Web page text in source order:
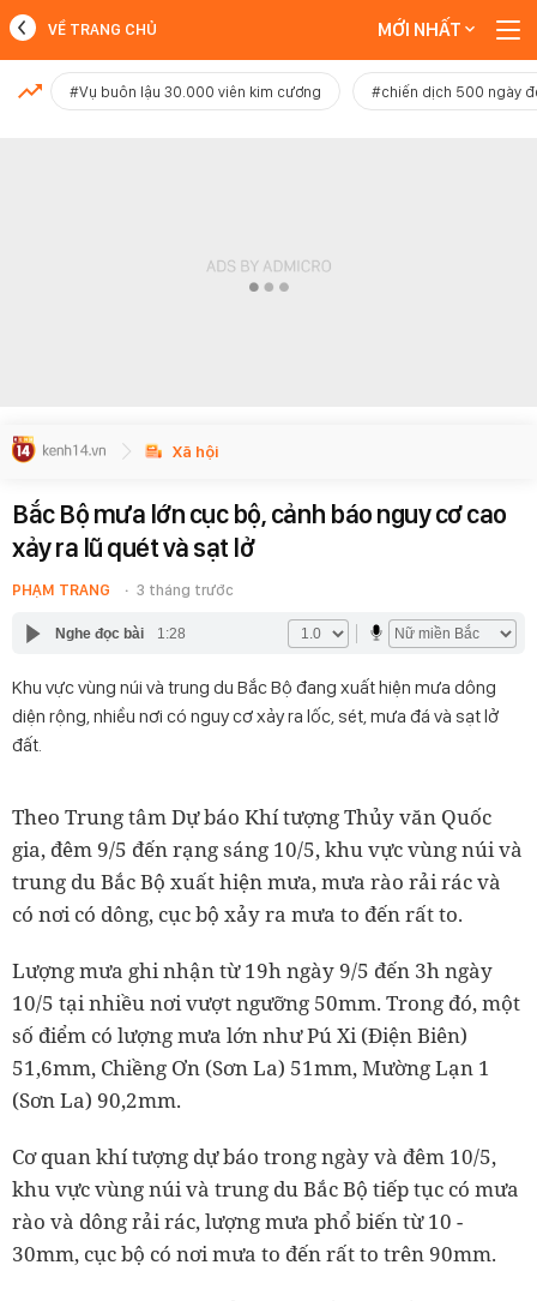
MỚI NHẤT
VỀ TRANG CHỦ MỚI NHẤT
#Vụ buôn lậu 30.000 viên kim cương #chiến dịch 500 ngày
Xã hội
Bắc Bộ mưa lớn cục bộ, cảnh báo nguy cơ cao
xảy ra lũ quét và sạt lở
PHẠM TRANG 3 tháng trước
Nghe đọc bài 1:28
Khu vực vùng núi và trung du Bắc Bộ đang xuất hiện mưa dông
diện rộng, nhiều nơi có nguy cơ xảy ra lốc, sét, mưa đá và sạt lở
đất.
Theo Trung tâm Dự báo Khí tượng Thủy văn Quốc
gia, đêm 9/5 đến rạng sáng 10/5, khu vực vùng núi và
trung du Bắc Bộ xuất hiện mưa, mưa rào rải rác và
có nơi có dông, cục bộ xảy ra mưa to đến rất to.
Lượng mưa ghi nhận từ 19h ngày 9/5 đến 3h ngày
10/5 tại nhiều nơi vượt ngưỡng 50mm. Trong đó, một
số điểm có lượng mưa lớn như Pú Xi (Điện Biên)
51,6mm, Chiềng Ơn (Sơn La) 51mm, Mường Lạn 1
(Sơn La) 90,2mm.
Cơ quan khí tượng dự báo trong ngày và đêm 10/5,
khu vực vùng núi và trung du Bắc Bộ tiếp tục có mưa
rào và dông rải rác, lượng mưa phổ biến từ 10 -
30mm, cục bộ có nơi mưa to đến rất to trên 90mm.